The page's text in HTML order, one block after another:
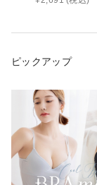
ピックアップ